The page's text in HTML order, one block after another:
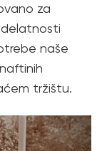
za
naše
tržištu.